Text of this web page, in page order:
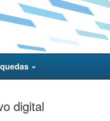
digital